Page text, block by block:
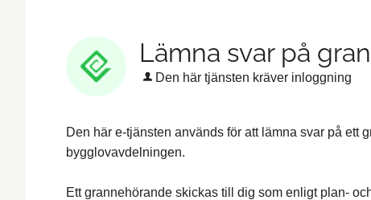
Lämna svar på
Den här tjänsten kräver inloggning
Den här e-tjänsten används för att lämna svar på ett
bygglovavdelningen.
Ett grannehörande skickas till dig som enligt plan-